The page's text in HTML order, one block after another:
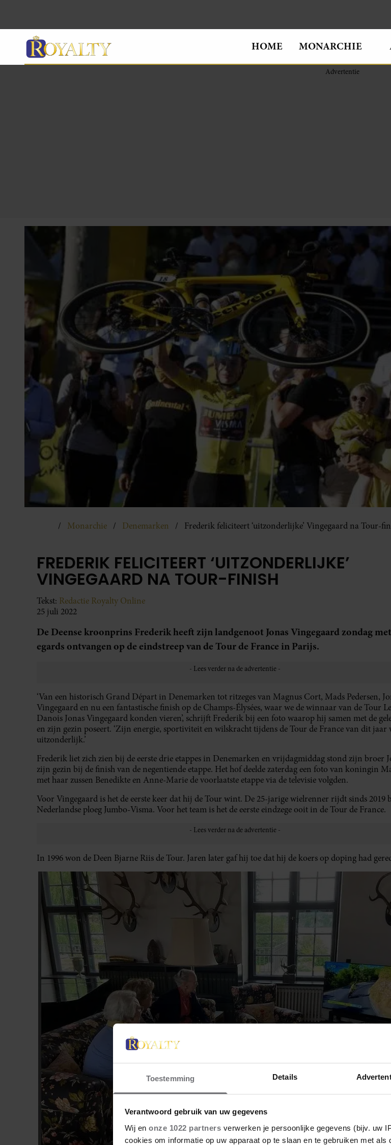
Toestemming Details
Verantwoord gebruik van uw gegevens
Wij en onze 1022 partners verwerken je persoonlijke gegevens (bijv. uw
cookies om informatie op uw apparaat op te slaan en te gebruiken met
HOME MONARCHIE
Monarchie Denemarken Frederik feliciteert ‘uitzonderlijke’ Vingegaard na Tour-
FREDERIK FELICITEERT ‘UITZONDERLIJKE’
VINGEGAARD NA TOUR-FINISH
Tekst: Redactie Royalty Online
25 juli 2022
De Deense kroonprins Frederik heeft zijn landgenoot Jonas Vingegaard zondag
egards ontvangen op de eindstreep van de Tour de France in Parijs.
‘Van een historisch Grand Départ in Denemarken tot ritzeges van Magnus Cort, Mads Pedersen,
Vingegaard en nu een fantastische finish op de Champs-Élysées, waar we de winnaar van de Tour
Danois Jonas Vingegaard konden vieren’, schrijft Frederik bij een foto waarop hij samen met de
en zijn gezin poseert. ‘Zijn energie, sportiviteit en wilskracht tijdens de Tour de France van dit jaar
uitzonderlijk.’
Frederik liet zich zien bij de eerste drie etappes in Denemarken en vrijdagmiddag stond zijn broer
zijn gezin bij de finish van de negentiende etappe. Het hof deelde zaterdag een foto van koningin
met haar zussen Benedikte en Anne-Marie de voorlaatste etappe via de televisie volgden.
Voor Vingegaard is het de eerste keer dat hij de Tour wint. De 25-jarige wielrenner rijdt sinds 2019
Nederlandse ploeg Jumbo-Visma. Voor het team is het de eerste eindzege ooit in de Tour de France.
In 1996 won de Deen Bjarne Riis de Tour. Jaren later gaf hij toe dat hij de koers op doping had